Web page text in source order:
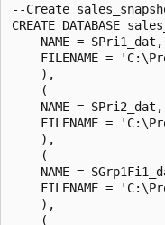
--Create
CREATE DATABASE
    NAME = SPri1_dat,
FILENAME =
    ),
    (
    NAME = SPri2_dat,
FILENAME =
    ),
    (
NAME =
FILENAME =
    ),
    (